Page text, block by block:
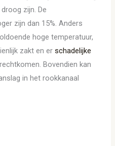
zijn. De
zijn dan 15%. Anders
hoge temperatuur,
zakt en erschadelijke
Bovendien kan
in het rookkanaal